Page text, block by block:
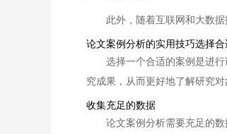
此外，随着互联网和大数
论文案例分析的实用技巧选择
选择一个合适的案例是进
究成果，从而更好地了解研究对
收集充足的数据
论文案例分析需要充足的